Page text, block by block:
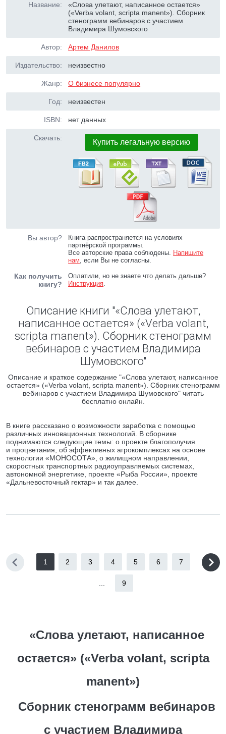
Название:
«Слова улетают, написанное остается»
(«Verba volant, scripta manent»). Сборник
стенограмм вебинаров с участием
Владимира Шумовского
Автор: Артем Данилов
Издательство: неизвестно
Жанр: О бизнесе популярно
Год: неизвестен
ISBN: нет данных
Скачать: Купить легальную версию
Вы автор?
Книга распространяется на условиях
партнёрской программы.
Все авторские права соблюдены. Напишите
нам, если Вы не согласны.
Как получить
книгу?
Оплатили, но не знаете что делать дальше?
Инструкция.
Описание книги "«Слова улетают,
написанное остается» («Verba volant,
scripta manent»). Сборник стенограмм
вебинаров с участием Владимира
Шумовского"
Описание и краткое содержание "«Слова улетают, написанное
остается» («Verba volant, scripta manent»). Сборник стенограмм
вебинаров с участием Владимира Шумовского" читать
бесплатно онлайн.
В книге рассказано о возможности заработка с помощью
различных инновационных технологий. В сборнике
поднимаются следующие темы: о проекте благополучия
и процветания, об эффективных агрокомплексах на основе
технологии «МОНОСОТА», о жилищном направлении,
скоростных транспортных радиоуправляемых системах,
автономной энергетике, проекте «Рыба России», проекте
«Дальневосточный гектар» и так далее.
1 2 3 4 5 6 7
9
«Слова улетают, написанное
остается» («Verba volant, scripta
manent»)
Сборник стенограмм вебинаров
с участием Владимира